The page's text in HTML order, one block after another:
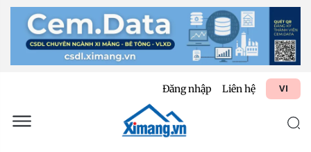
Đăng nhập Liên hệ VI